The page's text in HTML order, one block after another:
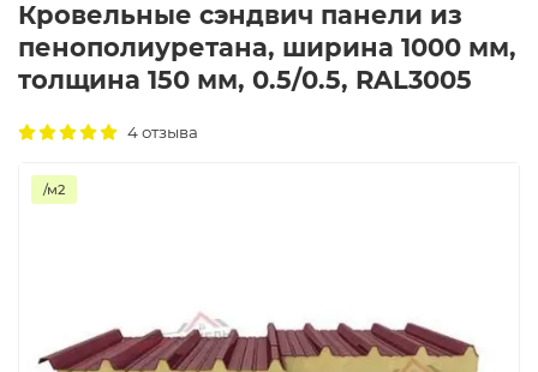
Кровельные сэндвич панели из
пенополиуретана, ширина 1000 мм,
толщина 150 мм, 0.5/0.5, RAL3005
4 отзыва
/м2